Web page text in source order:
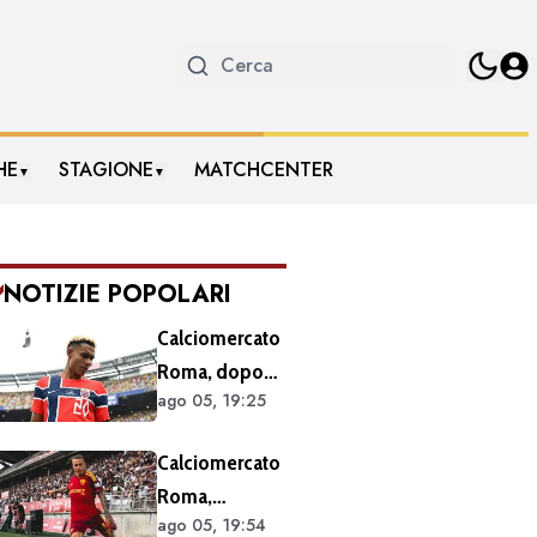
▼ STAGIONE ▼ MATCHCENTER
NOTIZIE POPOLARI
Calciomercato
Roma, dopo
Molina si
esterni: ecco i
prossimi
ago 05, 19:25
Calciomercato
Roma,
Angelino e
ago 05, 19:54